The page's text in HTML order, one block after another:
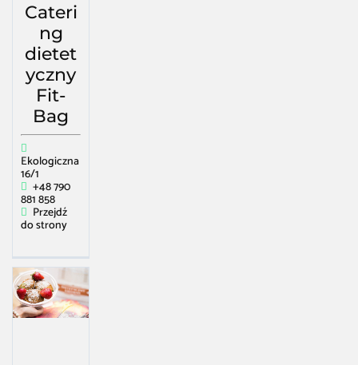
Cateri
ng
dietet
yczny
Fit-
Bag
Ekologiczna
16/1
+48 790
881 858
Przejdź
do strony